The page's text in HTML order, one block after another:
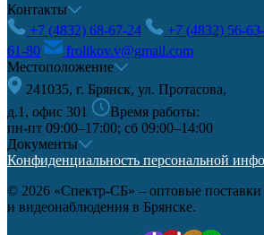
Контакты
+7 (4832) 68-67-24
+7 (4832) 56-
61-80
frolikov.v@gmail.com
Местоположение
241035, г. Брянск, ул. Протасова,
д.1, офис 301
Время работы:
пн-пт 09:00–17:00; сб 09:00–14:00
Документы
Конфиденциальность персональной
© 2026 «Спектр-СБ» – оптовые поставки
и видеонаблюдения в Брянске.